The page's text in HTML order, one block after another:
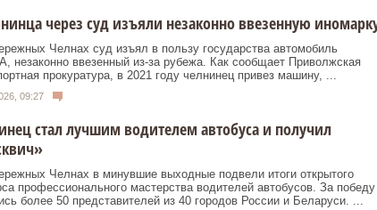
через суд изъяли незаконно ввезенную
Челнах суд изъял в пользу государства автомобиль
незаконно ввезенный из‑за рубежа. Как сообщает Приволжская
прокуратура, в 2021 году челнинец привез машину, ...
09:27
стал лучшим водителем автобуса и получил
Челнах в минувшие выходные подвели итоги открытого
профессионального мастерства водителей автобусов. За победу
более 50 представителей из 40 городов России и Беларуси. ...